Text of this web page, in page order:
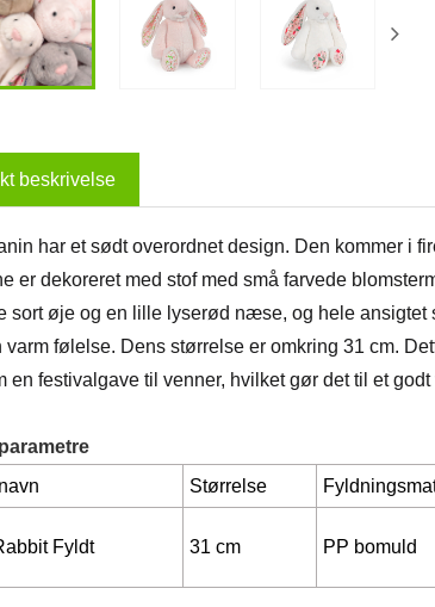
beskrivelse
har et sødt overordnet design. Den kommer i
er dekoreret med stof med små farvede
sort øje og en lille lyserød næse, og hele
varm følelse. Dens størrelse er omkring 31 cm.
en festivalgave til venner, hvilket gør det til et godt
Størrelse
Fyldt 31 cm PP bomuld